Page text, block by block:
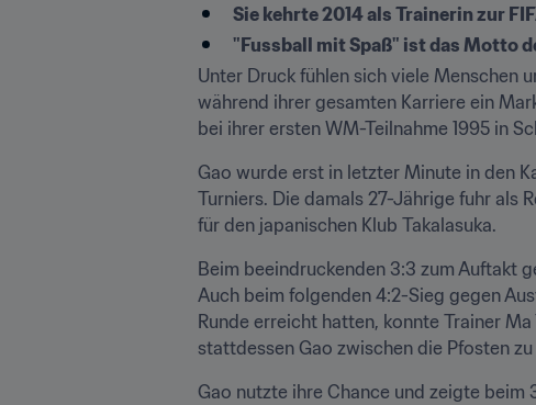
Sie kehrte 2014 als Trainerin zur
"Fussball mit Spaß" ist das Motto
Unter Druck fühlen sich viele Menschen
während ihrer gesamten Karriere ein
bei ihrer ersten WM-Teilnahme 1995 in
Gao wurde erst in letzter Minute in den
Turniers. Die damals 27-Jährige fuhr als
für den japanischen Klub Takalasuka.
Beim beeindruckenden 3:3 zum Auftakt
Auch beim folgenden 4:2-Sieg gegen
Runde erreicht hatten, konnte Trainer
stattdessen Gao zwischen die Pfosten
Gao nutzte ihre Chance und zeigte beim